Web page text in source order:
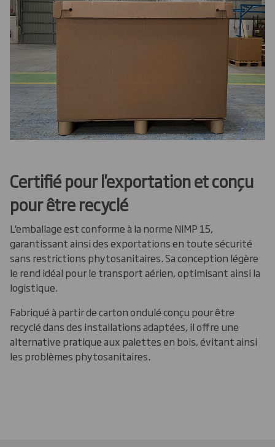
Certifié pour l'exportation et conçu
pour être recyclé
L'emballage est conforme à la norme NIMP 15,
garantissant ainsi des exportations en toute sécurité
sans restrictions phytosanitaires. Sa conception légère
le rend idéal pour le transport aérien, optimisant ainsi la
logistique.
Fabriqué à partir de carton ondulé conçu pour être
recyclé dans des installations adaptées, il offre une
alternative pratique aux palettes en bois, évitant ainsi
les problèmes phytosanitaires.